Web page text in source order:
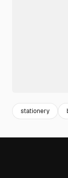
stationery